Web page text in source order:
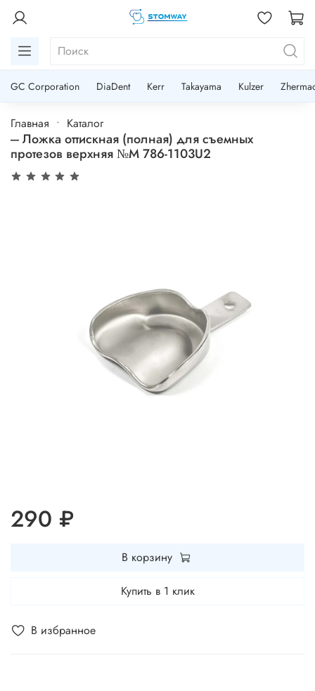
GC Corporation DiaDent Kerr Takayama Kulzer
Главная Каталог
--- Ложка оттискная (полная) для съемных
протезов верхняя №M 786-1103U2
В избранное
290 ₽
В корзину
Купить в 1 клик